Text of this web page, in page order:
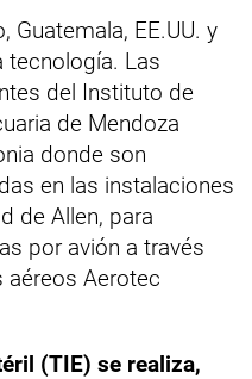
Guatemala, EE.UU. y
tecnología. Las
del Instituto de
de Mendoza
donde son
en las instalaciones
de Allen, para
por avión a través
aéreos Aerotec
(TIE) se realiza,